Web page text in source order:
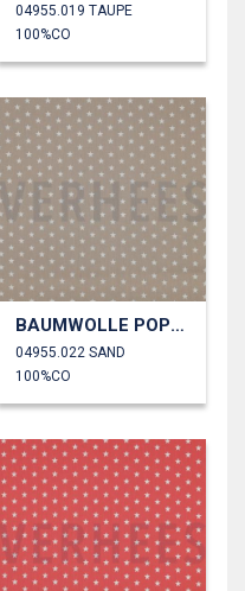
04955.019 TAUPE
100%CO
BAUMWOLLE POPELINE KLEINE STERNE
04955.022 SAND
100%CO